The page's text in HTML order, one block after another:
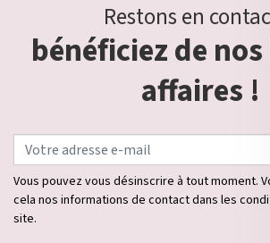
Restons en
bénéficiez de
affaires !
Vous pouvez vous désinscrire à tout moment.
cela nos informations de contact dans les
site.